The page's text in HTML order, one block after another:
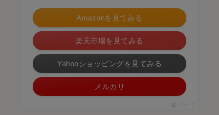
Amazonを見てみる
楽天市場を見てみる
Yahooショッピングを見てみる
メルカリ